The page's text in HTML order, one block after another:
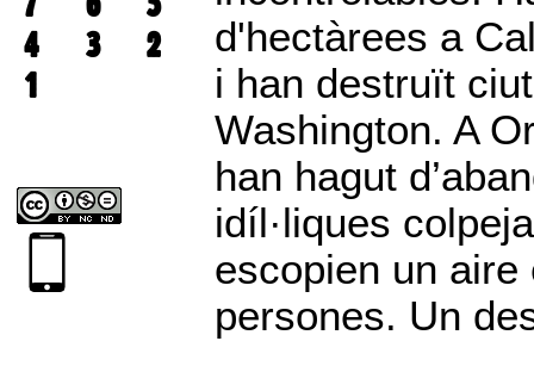
4
3
2
1
d'hectàrees a
i han destruït
Washington. A
han hagut
idíl·liques
escopien un
persones. Un